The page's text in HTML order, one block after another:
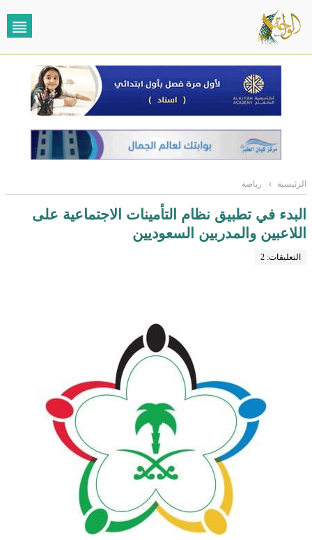
الرئيسية › رياضة
البدء في تطبيق نظام التأمينات الاجتماعية على
اللاعبين والمدربين السعوديين
التعليقات: 2